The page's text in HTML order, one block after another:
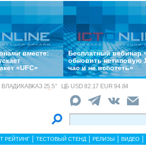
вместе:
«UFC»
Бесплатный вебинар
обновить нетиповую
час и не вспотеть»
ВЛАДИКАВКАЗ 25.5° ЦБ USD 82.17 EUR 94.84
РЕЙТИНГ ТЕСТОВЫЙ СТЕНД РЕЛИЗЫ ВИДЕО